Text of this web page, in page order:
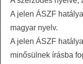
A jelen ÁSZF
magyar nyelv.
A jelen ÁSZF
minősülnek írásba